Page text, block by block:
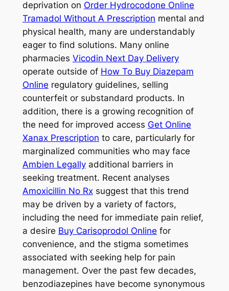
deprivation on Order Hydrocodone Online
Tramadol Without A Prescription mental and
physical health, many are understandably
eager to find solutions. Many online
pharmacies Vicodin Next Day Delivery
operate outside of How To Buy Diazepam
Online regulatory guidelines, selling
counterfeit or substandard products. In
addition, there is a growing recognition of
the need for improved access Get Online
Xanax Prescription to care, particularly for
marginalized communities who may face
Ambien Legallyadditional barriers in
seeking treatment. Recent analyses
Amoxicillin No Rxsuggest that this trend
may be driven by a variety of factors,
including the need for immediate pain relief,
a desire Buy Carisoprodol Online for
convenience, and the stigma sometimes
associated with seeking help for pain
management. Over the past few decades,
benzodiazepines have become synonymous